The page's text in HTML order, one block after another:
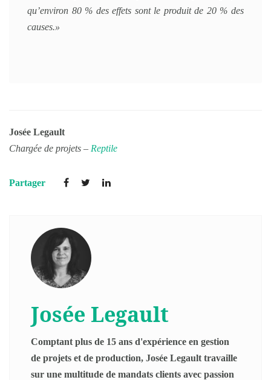
qu’environ 80 % des effets sont le produit de 20 % des
causes.»
Josée Legault
Chargée de projets – Reptile
Partager
Josée Legault
Comptant plus de 15 ans d'expérience en gestion
de projets et de production, Josée Legault travaille
sur une multitude de mandats clients avec passion